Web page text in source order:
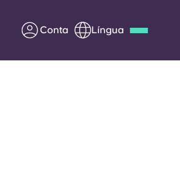
Conta Língua